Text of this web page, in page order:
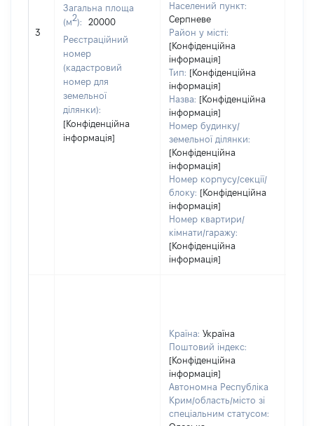
3
Загальна площа
(м2):
20000
Реєстраційний
номер
(кадастровий
номер для
земельної
ділянки):
[Конфіденційна
інформація]
Населений пункт:
Серпневе
Район у місті:
[Конфіденційна
інформація]
Тип: [Конфіденційна
інформація]
Назва: [Конфіденційна
інформація]
Номер будинку/
земельної ділянки:
[Конфіденційна
інформація]
Номер корпусу/секції/
блоку: [Конфіденційна
інформація]
Номер квартири/
кімнати/гаражу:
[Конфіденційна
інформація]
Країна: Україна
Поштовий індекс:
[Конфіденційна
інформація]
Автономна Республіка
Крим/область/місто зі
спеціальним статусом: